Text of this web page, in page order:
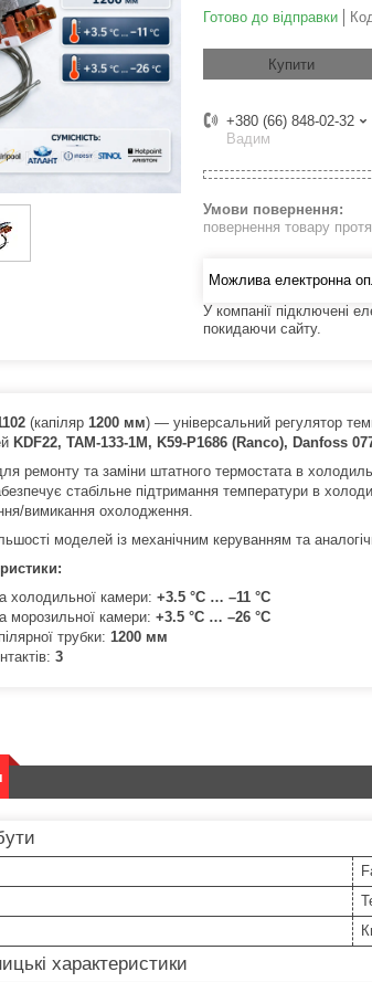
Готово до відправки
Купити
+380 (66) 848-02-32
Вадим
повернення товару
У компанії підключені
покидаючи сайту.
(капіляр 1200 мм) — універсальний регулятор
KDF22, ТАМ-133-1М, K59-P1686 (Ranco), Danfoss
ремонту та заміни штатного термостата в
стабільне підтримання температури в
вимикання охолодження.
моделей із механічним керуванням та
холодильної камери: +3.5 °C … –11 °C
морозильної камери: +3.5 °C … –26 °C
трубки: 1200 мм
3
характеристики